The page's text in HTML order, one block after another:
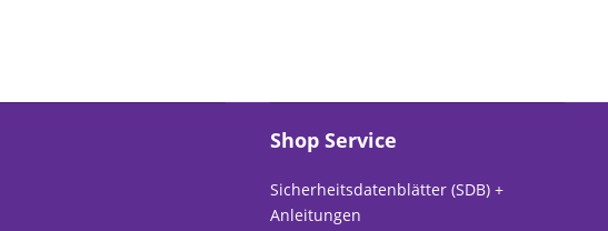
Shop Service
Sicherheitsdatenblätter (SDB) +
Anleitungen